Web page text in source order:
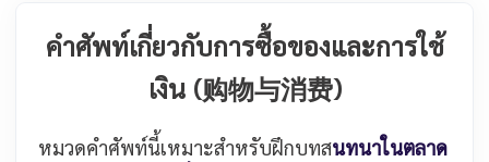
คำศัพท์เกี่ยวกับการซื้อของและการใช้
เงิน (购物与消费)
หมวดคำศัพท์นี้เหมาะสำหรับฝึกบทสนทนาในตลาด